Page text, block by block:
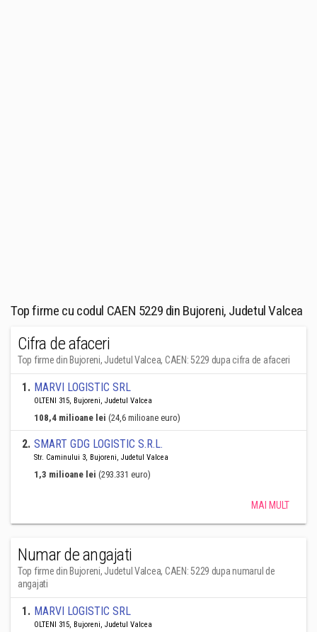
Top firme cu codul CAEN 5229 din Bujoreni, Judetul Valcea
Cifra de afaceri
Top firme din Bujoreni, Judetul Valcea, CAEN: 5229 dupa cifra de afaceri
1. MARVI LOGISTIC SRL
OLTENI 315, Bujoreni, Judetul Valcea
108,4 milioane lei (24,6 milioane euro)
2. SMART GDG LOGISTIC S.R.L.
Str. Caminului 3, Bujoreni, Judetul Valcea
1,3 milioane lei (293.331 euro)
MAI MULT
Numar de angajati
Top firme din Bujoreni, Judetul Valcea, CAEN: 5229 dupa numarul de
angajati
1. MARVI LOGISTIC SRL
OLTENI 315, Bujoreni, Judetul Valcea